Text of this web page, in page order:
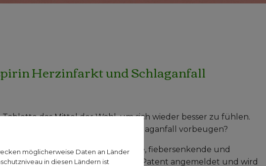
Herzinfarkt und Schlaganfall
das Mittel der Wahl, um sich wieder besser zu fühlen.
auch einen Herzinfarkt oder Schlaganfall vorbeugen?
ASS genannt, eine schmerzstillende, fiebersenkende und
wurde sie bereits 1899 zum Patent angemeldet und wird
möglicherweise Daten an Länder
in diesen Ländern ist